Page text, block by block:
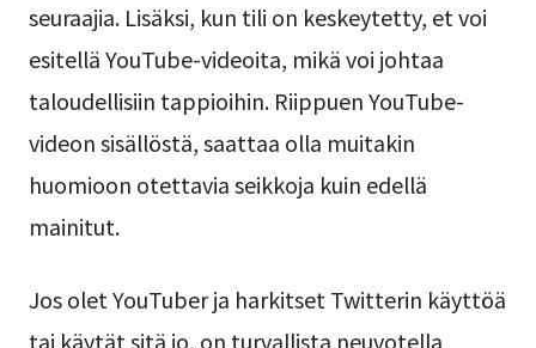
seuraajia. Lisäksi, kun tili on keskeytetty, et voi
esitellä YouTube-videoita, mikä voi johtaa
taloudellisiin tappioihin. Riippuen YouTube-
videon sisällöstä, saattaa olla muitakin
huomioon otettavia seikkoja kuin edellä
mainitut.
Jos olet YouTuber ja harkitset Twitterin käyttöä
tai käytät sitä jo, on turvallista neuvotella